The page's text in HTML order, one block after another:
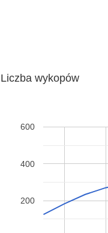
Liczba wykopów
200
400
600